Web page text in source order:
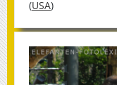
(USA)